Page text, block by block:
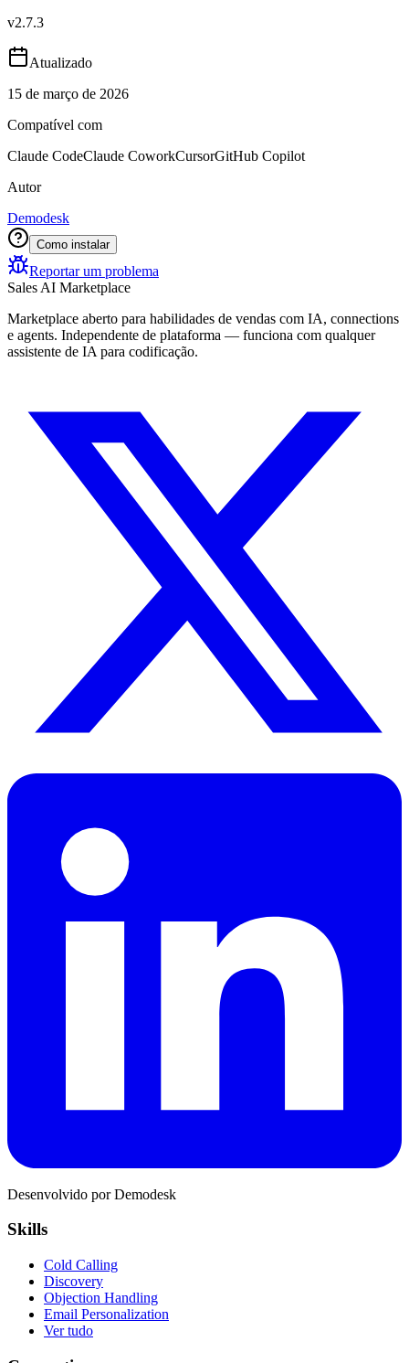
v2.7.3
Atualizado
15 de março de 2026
Compatível com
Claude CodeClaude CoworkCursorGitHub Copilot
Autor
Demodesk
Como instalar
Reportar um problema
Sales AI Marketplace
Marketplace aberto para habilidades de vendas com IA, connections
e agents. Independente de plataforma — funciona com qualquer
assistente de IA para codificação.
Desenvolvido por Demodesk
Skills
Cold Calling
Discovery
Objection Handling
Email Personalization
Ver tudo